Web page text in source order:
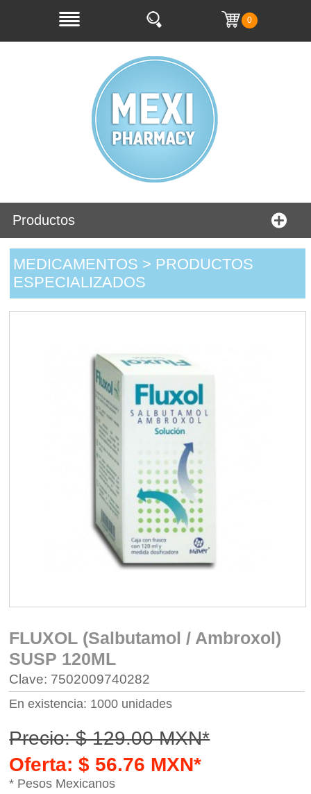
0
Productos
MEDICAMENTOS > PRODUCTOS
ESPECIALIZADOS
FLUXOL (Salbutamol / Ambroxol)
SUSP 120ML
Clave: 7502009740282
En existencia: 1000 unidades
Precio: $ 129.00 MXN*
Oferta: $ 56.76 MXN*
* Pesos Mexicanos